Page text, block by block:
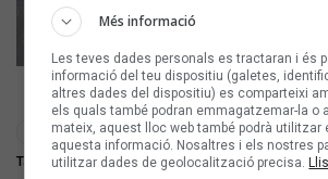
També us pot interessar veure fotos de:
Més informació
Les teves dades personals es tractaran i és
informació del teu dispositiu (galetes,
altres dades del dispositiu) es comparteixi
els quals també podran emmagatzemar-la o
mateix, aquest lloc web també podrà utilitzar
aquesta informació. Nosaltres i els nostres
utilitzar dades de geolocalització precisa.